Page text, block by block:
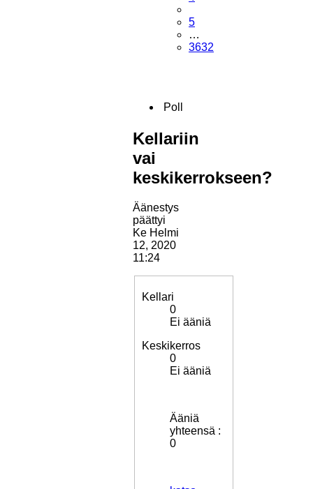
5
…
3632
Poll
Kellariin
vai
keskikerrokseen?
Äänestys
päättyi
Ke Helmi
12, 2020
11:24
Kellari
0
Ei ääniä
Keskikerros
0
Ei ääniä
Ääniä
yhteensä :
0